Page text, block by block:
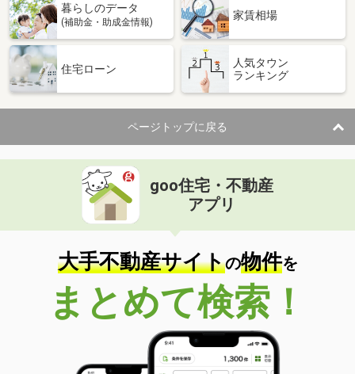
暮らしのデータ
(補助金・助成金情報)
家賃相場
住宅ローン
人気タウン
ランキング
ページトップに戻る
goo住宅・不動産
アプリ
大手不動産サイトの物件を
まとめて検索！